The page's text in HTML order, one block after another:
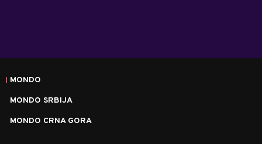
MONDO
MONDO SRBIJA
MONDO CRNA GORA